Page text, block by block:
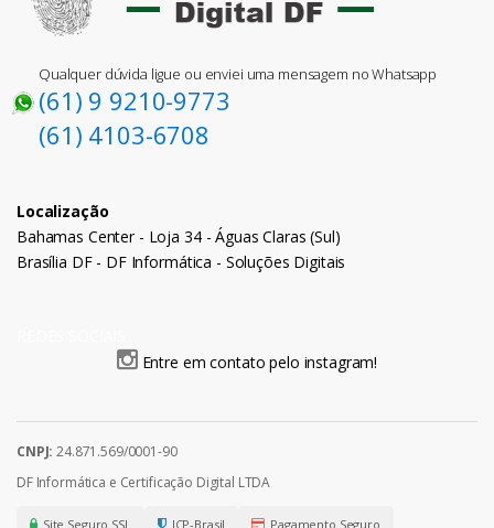
Qualquer dúvida ligue ou enviei uma mensagem no Whatsapp
(61) 9 9210-9773
(61) 4103-6708
Localização
Bahamas Center - Loja 34 - Águas Claras (Sul)
Brasília DF - DF Informática - Soluções Digitais
Entre em contato pelo instagram!
CNPJ: 24.871.569/0001-90
DF Informática e Certificação Digital LTDA
Site Seguro SSL ICP-Brasil Pagamento Seguro